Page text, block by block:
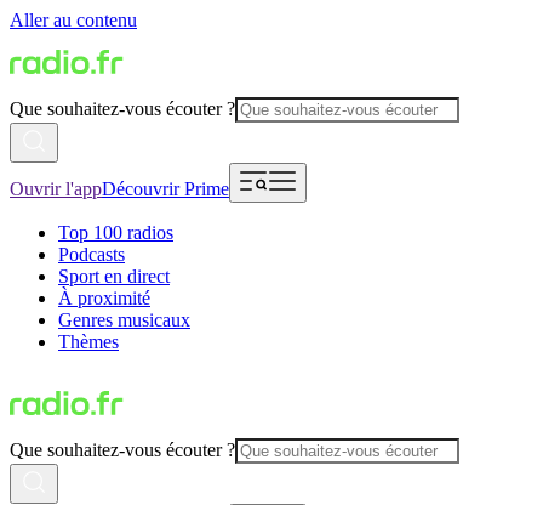
Aller au contenu
Que souhaitez-vous écouter ?
Ouvrir l'appDécouvrir Prime
Top 100 radios
Podcasts
Sport en direct
À proximité
Genres musicaux
Thèmes
Que souhaitez-vous écouter ?